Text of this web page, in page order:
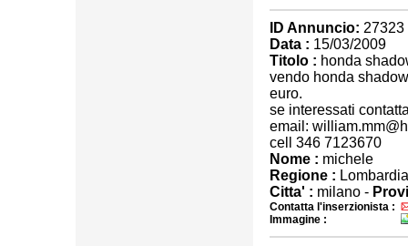
ID Annuncio: 27323
Data : 15/03/2009
Titolo : honda
vendo honda
euro.
se interessati
email:
cell 346 7123670
Nome : michele
Regione : Lombardia
Citta' : milano -
Contatta l'inserzionista :
Immagine :